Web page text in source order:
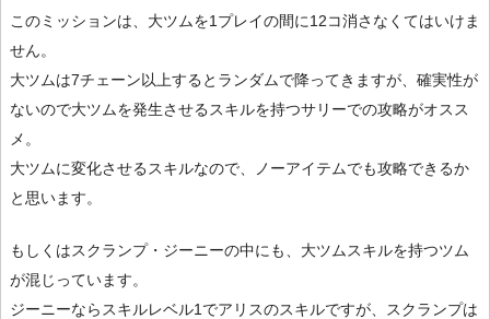
このミッションは、大ツムを1プレイの間に12コ消さなくてはいけま
せん。
大ツムは7チェーン以上するとランダムで降ってきますが、確実性が
ないので大ツムを発生させるスキルを持つサリーでの攻略がオスス
メ。
大ツムに変化させるスキルなので、ノーアイテムでも攻略できるか
と思います。
もしくはスクランプ・ジーニーの中にも、大ツムスキルを持つツム
が混じっています。
ジーニーならスキルレベル1でアリスのスキルですが、スクランプは